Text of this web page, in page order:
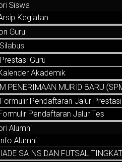
Siswa
Kegiatan
Guru
Silabus
Prestasi Guru
Akademik
PENERIMAAN MURID BARU
Formulir Pendaftaran Jalur Prestasi
Pendaftaran Jalur Tes
Alumni
Alumni
SAINS DAN FUTSAL